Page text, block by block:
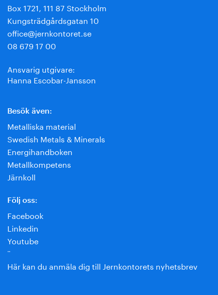
Box 1721, 111 87 Stockholm
Kungsträdgårdsgatan 10
office@jernkontoret.se
08 679 17 00
Ansvarig utgivare:
Hanna Escobar-Jansson
Besök även:
Metalliska material
Swedish Metals & Minerals
Energihandboken
Metallkompetens
Järnkoll
Följ oss:
Facebook
Linkedin
Youtube
¨
Här kan du anmäla dig till Jernkontorets nyhetsbrev